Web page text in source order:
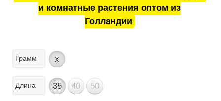
и комнатные растения оптом из
Голландии
Грамм x
Длина 35 40 50